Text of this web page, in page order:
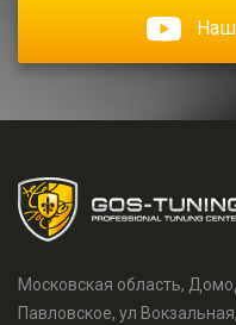
Наш
Московская область,
Павловское, ул